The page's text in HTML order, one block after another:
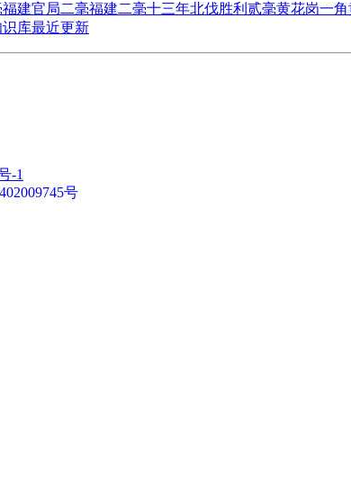
福建官局二毫福建二毫十三年北伐胜利贰毫黄花岗一角
识库最近更新
-1
号